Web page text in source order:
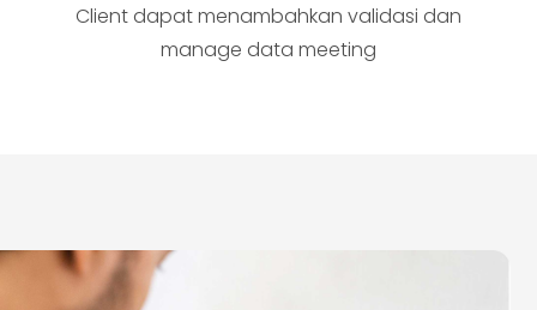
Client dapat menambahkan validasi dan
manage data meeting